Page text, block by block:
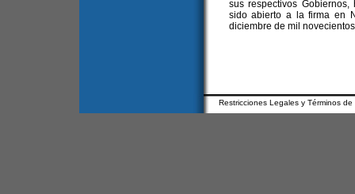
sus respectivos
sido abierto a la firma en
diciembre de mil
Restricciones Legales y Términos de